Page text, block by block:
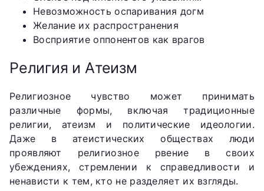
Невозможность оспаривания догм
Желание их распространения
Восприятие оппонентов как врагов
Религия и Атеизм
Религиозное чувство может принимать
различные формы, включая традиционные
религии, атеизм и политические идеологии.
Даже в атеистических обществах люди
проявляют религиозное рвение в своих
убеждениях, стремлении к справедливости и
ненависти к тем, кто не разделяет их взгляды.